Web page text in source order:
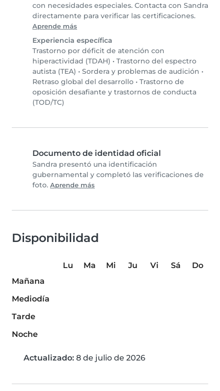
con necesidades especiales. Contacta con Sandra
directamente para verificar las certificaciones.
Aprende más
Experiencia específica
Trastorno por déficit de atención con
hiperactividad (TDAH) • Trastorno del espectro
autista (TEA) • Sordera y problemas de audición •
Retraso global del desarrollo • Trastorno de
oposición desafiante y trastornos de conducta
(TOD/TC)
Documento de identidad oficial
Sandra presentó una identificación
gubernamental y completó las verificaciones de
foto. Aprende más
Disponibilidad
Lu Ma Mi Ju Vi Sá
Do
Mañana
Mediodía
Tarde
Noche
Actualizado: 8 de julio de 2026